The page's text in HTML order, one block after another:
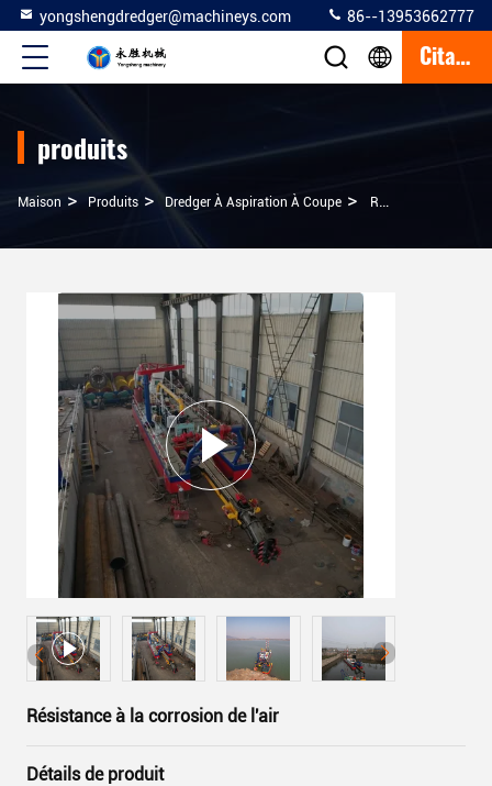
yongshengdredger@machineys.com 86--13953662777
Citation
produits
Maison > Produits > Dredger À Aspiration À Coupe > Résistance À La Corrosion De L'air
Résistance à la corrosion de l'air
Détails de produit